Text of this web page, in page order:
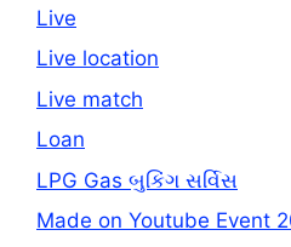
Live
Live location
Live match
Loan
LPG Gas બુકિંગ સર્વિસ
Made on Youtube Event